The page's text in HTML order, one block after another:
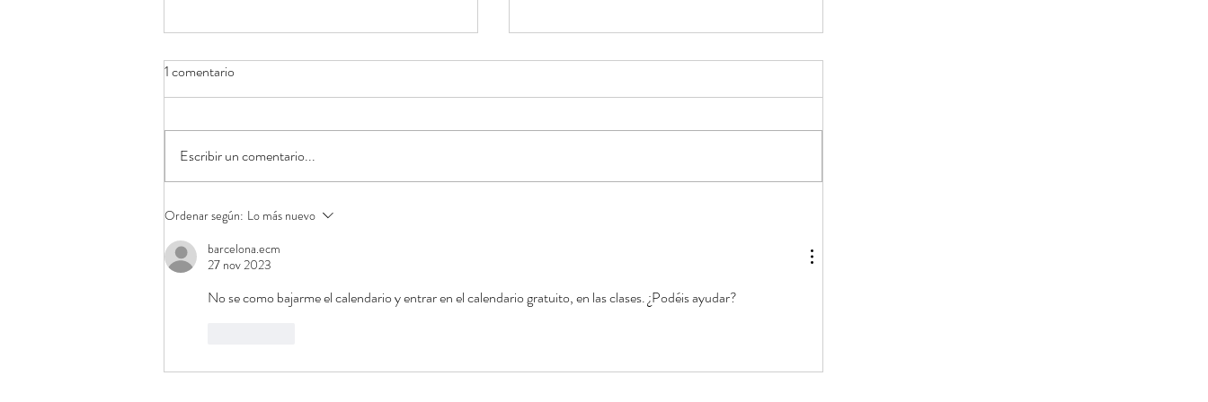
Calendario de ejercicios Clase de Pilates
abril 2024
1 comentario
Escribir un comentario...
Ordenar según: Lo más nuevo
barcelona.ecm
27 nov 2023
No se como bajarme el calendario y entrar en el calendario gratuito, en las clases. ¿Podéis ayudar?